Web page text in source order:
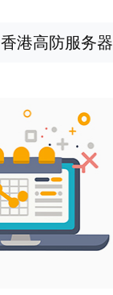
香港高防服务器